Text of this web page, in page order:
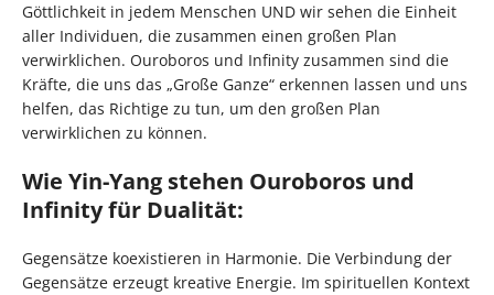
Göttlichkeit in jedem Menschen UND wir sehen die Einheit
aller Individuen, die zusammen einen großen Plan
verwirklichen. Ouroboros und Infinity zusammen sind die
Kräfte, die uns das „Große Ganze“ erkennen lassen und uns
helfen, das Richtige zu tun, um den großen Plan
verwirklichen zu können.
Wie Yin-Yang stehen Ouroboros und
Infinity für Dualität:
Gegensätze koexistieren in Harmonie. Die Verbindung der
Gegensätze erzeugt kreative Energie. Im spirituellen Kontext